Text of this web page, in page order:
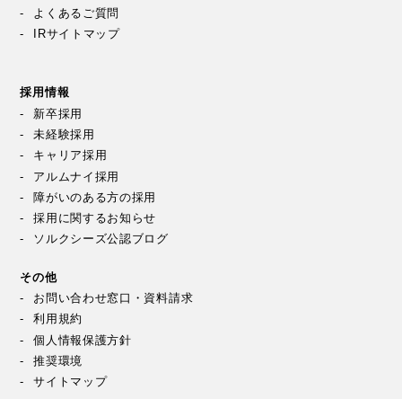
よくあるご質問
IRサイトマップ
採用情報
新卒採用
未経験採用
キャリア採用
アルムナイ採用
障がいのある方の採用
採用に関するお知らせ
ソルクシーズ公認ブログ
その他
お問い合わせ窓口・資料請求
利用規約
個人情報保護方針
推奨環境
サイトマップ